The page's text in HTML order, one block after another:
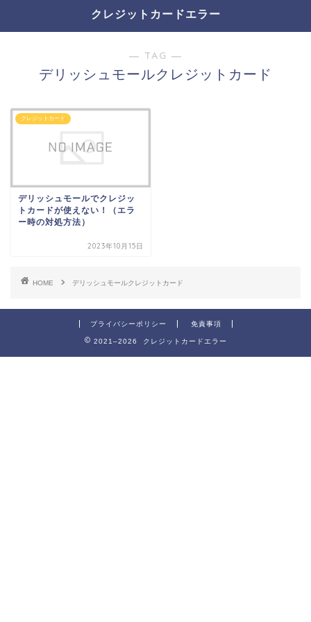
クレジットカードエラー
― TAG ―
デリッシュモールクレジットカード
クレジットカード
デリッシュモールでクレジッ
トカードが使えない！（エラ
ー時の対処方法）
2023年10月15日
HOME デリッシュモールクレジットカード
プライバシーポリシー 免責事項
2021–2026 クレジットカードエラー